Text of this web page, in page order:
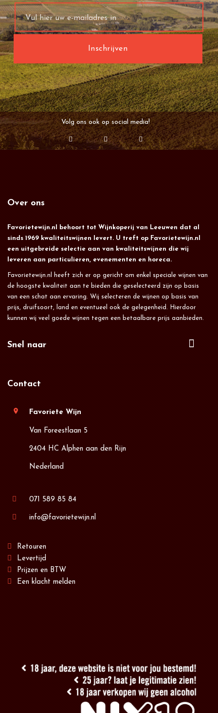
Volg ons ook op social media!
Over ons
Favorietewijn.nl behoort tot Wijnkoperij van Leeuwen dat al
sinds 1969 kwaliteitswijnen levert. U treft op Favorietewijn.nl
een uitgebreide selectie aan van kwaliteitswijnen die wij
leveren aan particulieren, evenementen en horeca.
Favorietewijn.nl heeft zich er op gericht om enkel speciale wijnen van
de hoogste kwaliteit aan te bieden die geselecteerd zijn op basis
van een schat aan ervaring. Wij selecteren de wijnen op basis van
prijs, druifsoort, land en eventueel ook de gelegenheid. Hierdoor
kunnen wij veel goede wijnen tegen een betaalbare prijs aanbieden.
Snel naar
Contact
location_on Favoriete Wijn
Van Foreestlaan 5
2404 HC Alphen aan den Rijn
Nederland
071 589 85 84
info@favorietewijn.nl
Retouren
Levertijd
Prijzen en BTW
Een klacht melden